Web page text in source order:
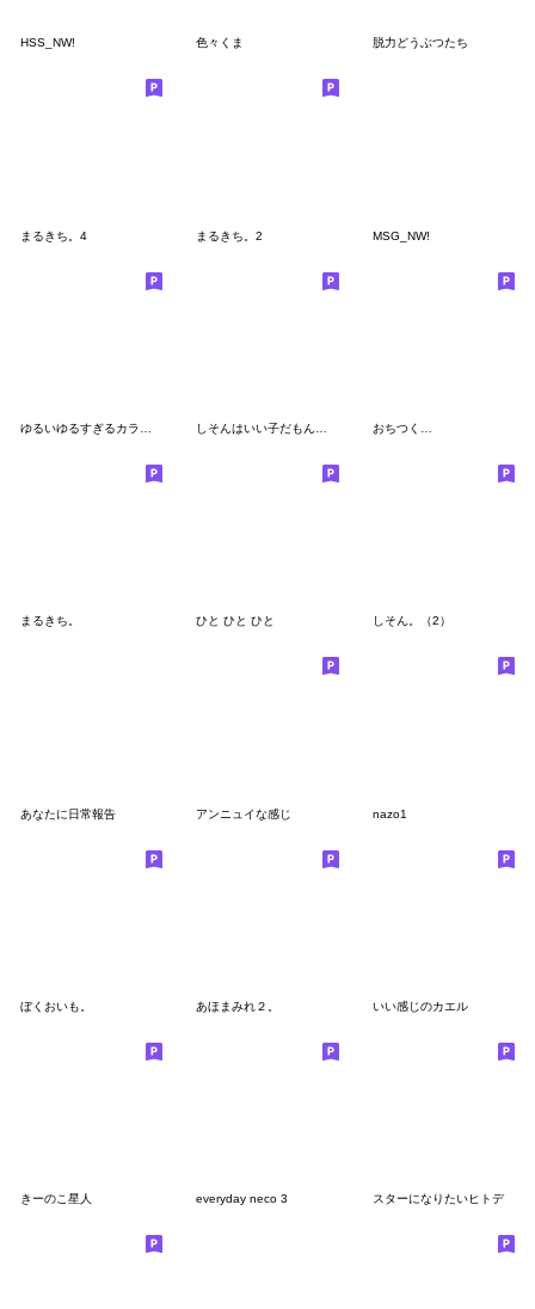
HSS_NW! 色々くま 脱力どうぶつたち
まるきち。4 まるきち。2 MSG_NW!
おちつく…
まるきち。 ひと ひと ひと しそん。（2）
あなたに日常報告 アンニュイな感じ nazo1
ぼくおいも。 あほまみれ２。 いい感じのカエル
きーのこ星人 everyday neco 3 スターになりたいヒトデ